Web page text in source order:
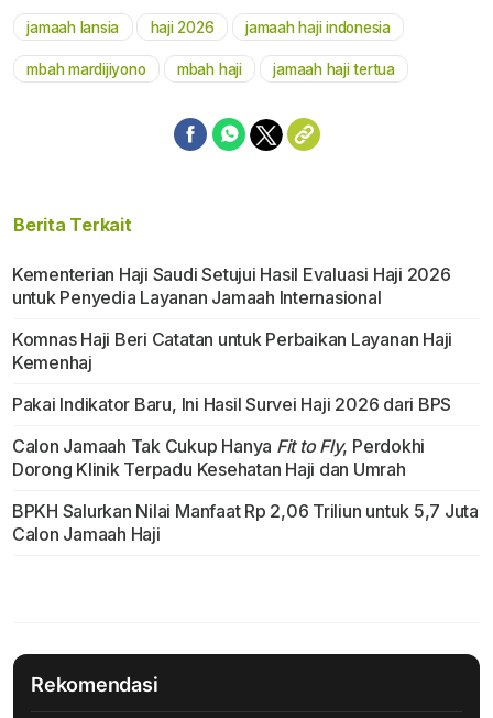
Mute
jamaah lansia haji 2026 jamaah haji indonesia
mbah mardijiyono mbah haji jamaah haji tertua
Berita Terkait
Kementerian Haji Saudi Setujui Hasil Evaluasi Haji 2026
untuk Penyedia Layanan Jamaah Internasional
Komnas Haji Beri Catatan untuk Perbaikan Layanan Haji
Kemenhaj
Pakai Indikator Baru, Ini Hasil Survei Haji 2026 dari BPS
Calon Jamaah Tak Cukup Hanya Fit to Fly, Perdokhi
Dorong Klinik Terpadu Kesehatan Haji dan Umrah
BPKH Salurkan Nilai Manfaat Rp 2,06 Triliun untuk 5,7 Juta
Calon Jamaah Haji
Rekomendasi